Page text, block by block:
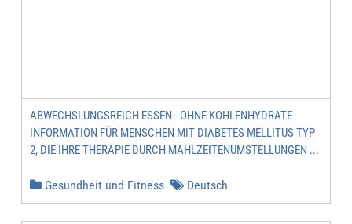
ABWECHSLUNGSREICH ESSEN - OHNE KOHLENHYDRATE
INFORMATION FÜR MENSCHEN MIT DIABETES MELLITUS TYP
2, DIE IHRE THERAPIE DURCH MAHLZEITENUMSTELLUNGEN ...
Gesundheit und Fitness Deutsch